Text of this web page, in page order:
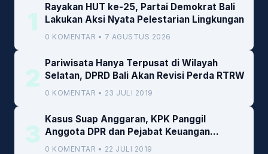
1
Rayakan HUT ke-25, Partai Demokrat Bali
Lakukan Aksi Nyata Pelestarian Lingkungan
0 KOMENTAR • 7 AGUSTUS 2026
2
Pariwisata Hanya Terpusat di Wilayah
Selatan, DPRD Bali Akan Revisi Perda RTRW
0 KOMENTAR • 23 JULI 2019
3
Kasus Suap Anggaran, KPK Panggil
Anggota DPR dan Pejabat Keuangan
Kemenkeu
0 KOMENTAR • 22 JULI 2019